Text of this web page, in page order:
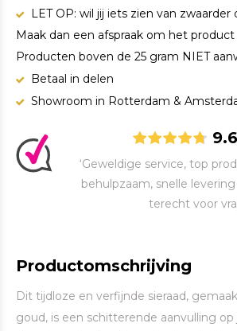
LET OP: wil jij iets zien van zwaarder
Maak dan een afspraak om het
Producten boven de 25 gram NIET
Betaal in delen
Showroom in Rotterdam &
9.6
‘Geweldige service, top
behulpzaam, snelle
terecht voor
Productomschrijving
Dit tijdloze en verfijnde sieraad,
goud, is een schitterende aanvulling op